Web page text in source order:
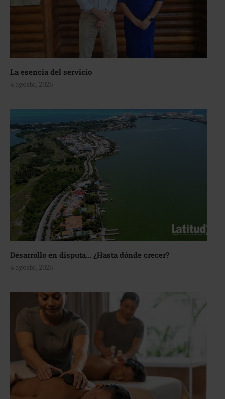
La esencia del servicio
4 agosto, 2026
Desarrollo en disputa… ¿Hasta dónde crecer?
4 agosto, 2026